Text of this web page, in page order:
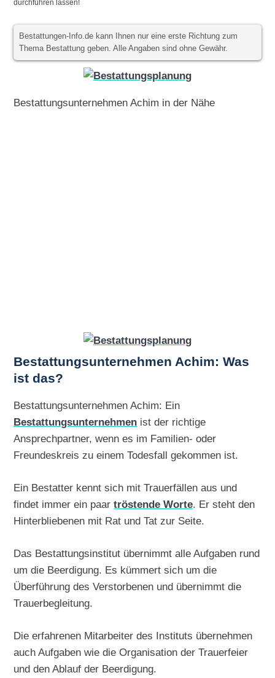
durchführen lassen!
Bestattungen-Info.de kann Ihnen nur eine erste Richtung zum
Thema Bestattung geben. Alle Angaben sind ohne Gewähr.
Bestattungsunternehmen Achim in der Nähe
Bestattungsunternehmen Achim: Was
ist das?
Bestattungsunternehmen Achim: Ein
Bestattungsunternehmen ist der richtige
Ansprechpartner, wenn es im Familien- oder
Freundeskreis zu einem Todesfall gekommen ist.
Ein Bestatter kennt sich mit Trauerfällen aus und
findet immer ein paartröstende Worte. Er steht den
Hinterbliebenen mit Rat und Tat zur Seite.
Das Bestattungsinstitut übernimmt alle Aufgaben rund
um die Beerdigung. Es kümmert sich um die
Überführung des Verstorbenen und übernimmt die
Trauerbegleitung.
Die erfahrenen Mitarbeiter des Instituts übernehmen
auch Aufgaben wie die Organisation der Trauerfeier
und den Ablauf der Beerdigung.